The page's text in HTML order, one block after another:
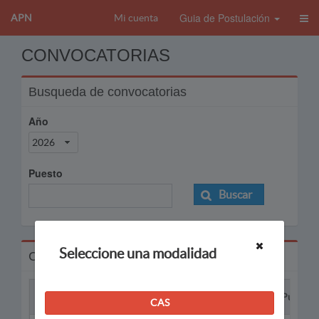
APN Mi cuenta Guia de Postulación
CONVOCATORIAS
Busqueda de convocatorias
Año
2026
Puesto
Buscar
Convocatorias
Puesto
Seleccione una modalidad
CAS